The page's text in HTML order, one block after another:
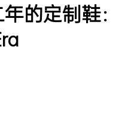
的定制鞋：